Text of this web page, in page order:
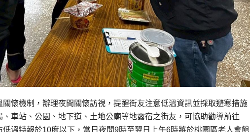
懷機制，辦理夜間關懷訪視，提醒街友注意低溫資訊並採取避寒措施
車站、公園、地下道、土地公廟等地露宿之街友，可協助勸導前往
溫特報於10度以下，當日夜間9時至翌日上午6時將於桃園區老人會館